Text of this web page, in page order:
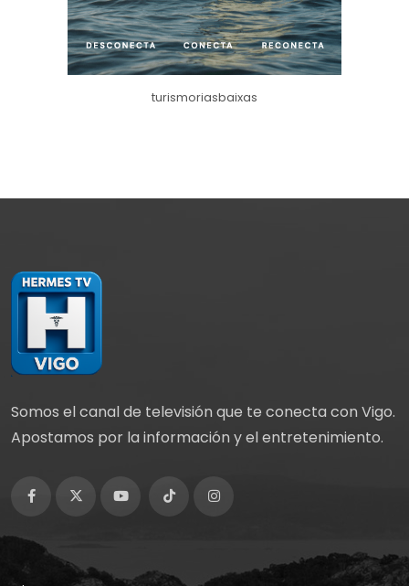
turismoriasbaixas
Somos el canal de televisión que te conecta con Vigo.
Apostamos por la información y el entretenimiento.